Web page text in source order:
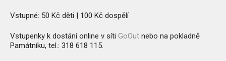
Vstupné: 50 Kč děti | 100 Kč dospělí
Vstupenky k dostání online v síti GoOut nebo na pokladně
Památníku, tel.: 318 618 115.